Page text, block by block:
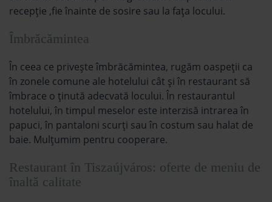
recepție ,fie înainte de sosire sau la fața locului.
Îmbrăcămintea
În ceea ce privește îmbrăcămintea, rugăm oaspeții ca
în zonele comune ale hotelului cât și în restaurant să
îmbrace o ținută adecvată locului. În restaurantul
hotelului, în timpul meselor este interzisă intrarea în
papuci, în pantaloni scurți sau în costum sau halat de
baie. Mulțumim pentru cooperare.
Restaurant în Tiszaújváros: oferte de meniu de
înaltă calitate